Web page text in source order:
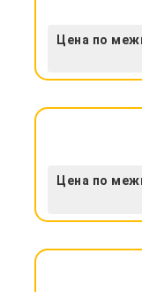
Цена по
Цена по